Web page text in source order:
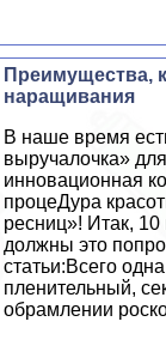
Преимущества,
наращивания
В наше время
выручалочка»
инновационная
процеДypa
ресниц»! Итак,
должны это
статьи:Всего
пленительный,
обрамлении